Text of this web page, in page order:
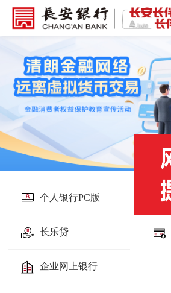
个人银行PC版
长乐贷
企业网上银行